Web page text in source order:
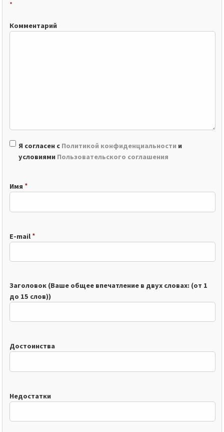
*
Комментарий
Я согласен с Политикой конфиденциальности и
условиями Пользовательского соглашения
Имя *
E-mail *
Заголовок (Ваше общее впечатление в двух словах: (от 1
до 15 слов))
Достоинства
Недостатки